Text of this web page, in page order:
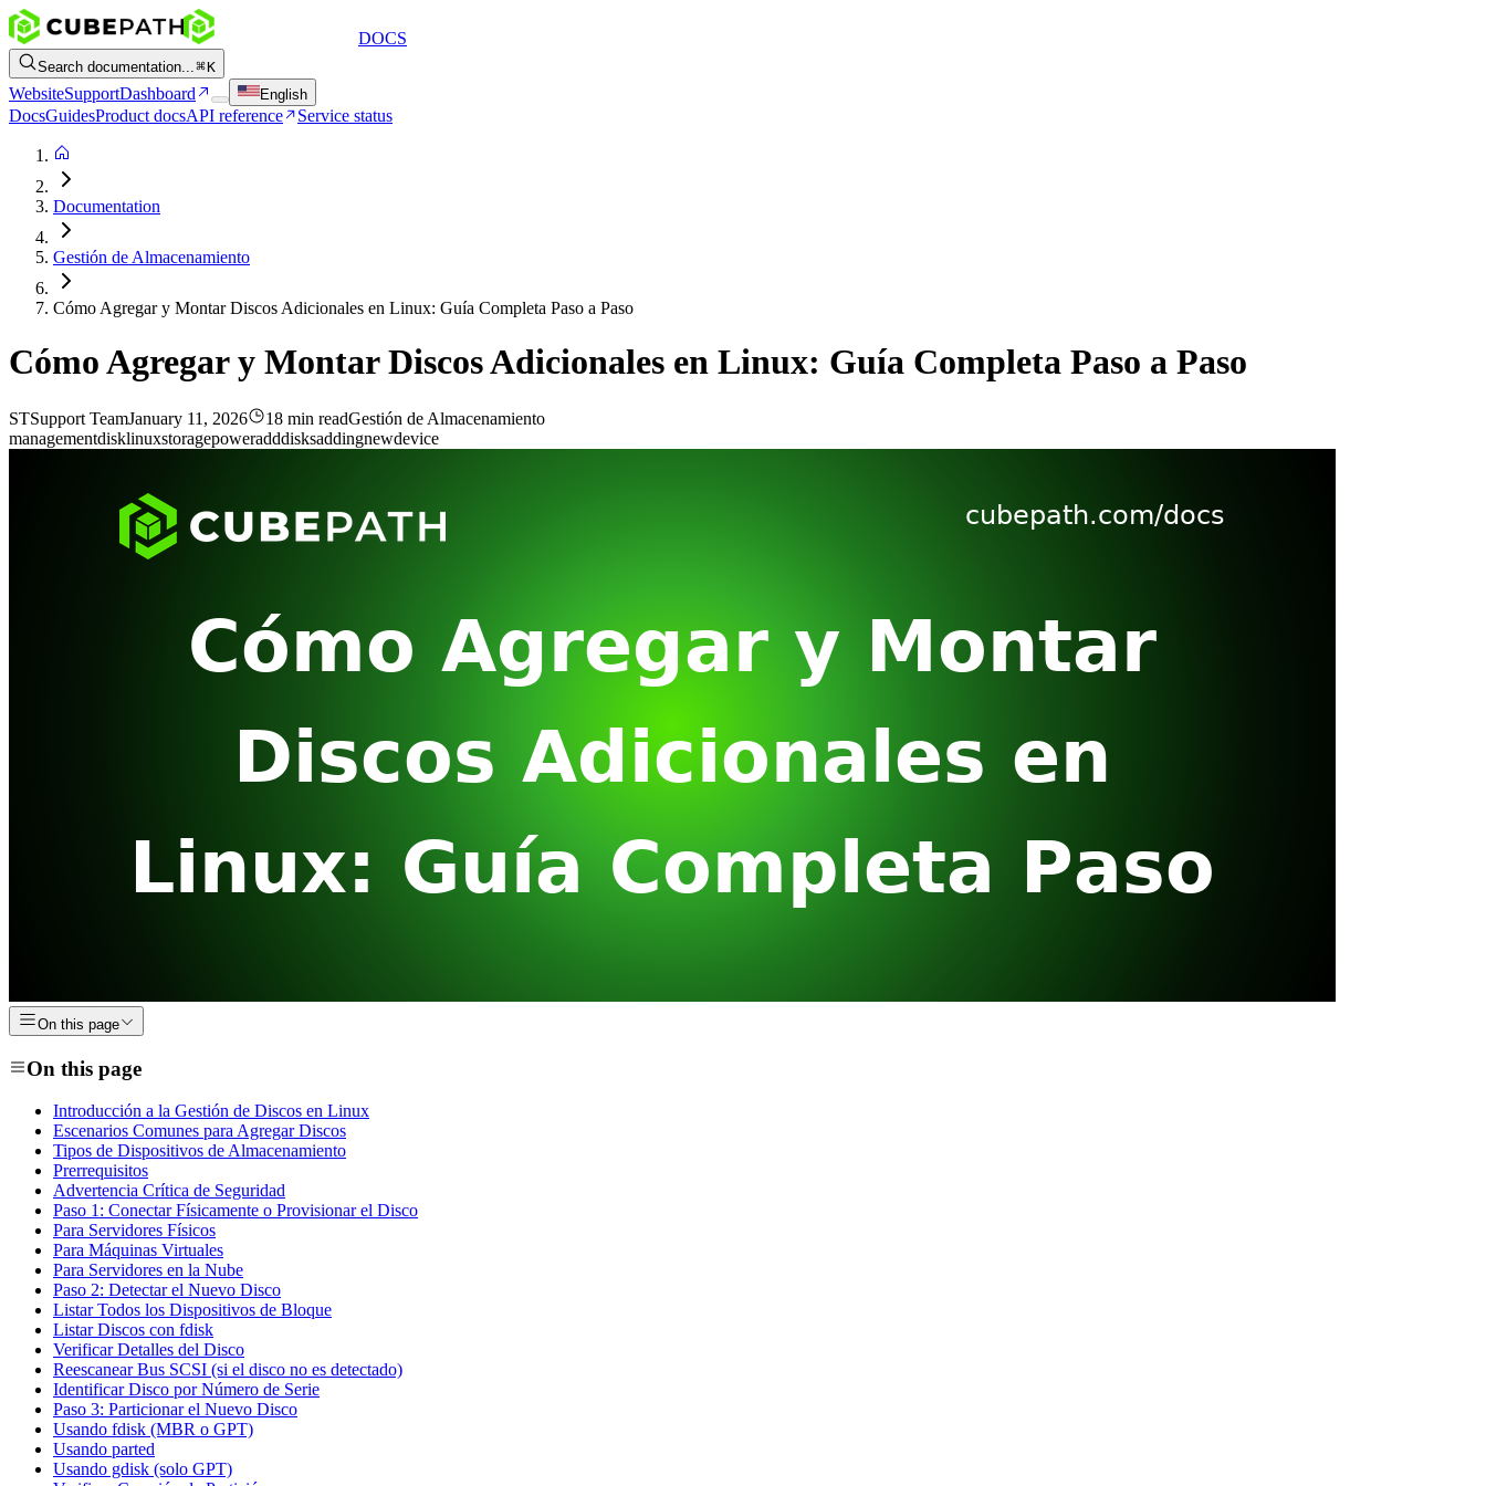
DOCS
Search documentation... K
WebsiteSupportDashboard English
DocsGuidesProduct docsAPI reference Service status
Documentation
Gestión de Almacenamiento
Cómo Agregar y Montar Discos Adicionales en Linux: Guía Completa Paso a Paso
Cómo Agregar y Montar Discos Adicionales en Linux: Guía Completa Paso a Paso
STSupport TeamJanuary 11, 2026 18 min readGestión de Almacenamiento
managementdisklinuxstoragepoweradddisksaddingnewdevice
On this page
On this page
Introducción a la Gestión de Discos en Linux
Escenarios Comunes para Agregar Discos
Tipos de Dispositivos de Almacenamiento
Prerrequisitos
Advertencia Crítica de Seguridad
Paso 1: Conectar Físicamente o Provisionar el Disco
Para Servidores Físicos
Para Máquinas Virtuales
Para Servidores en la Nube
Paso 2: Detectar el Nuevo Disco
Listar Todos los Dispositivos de Bloque
Listar Discos con fdisk
Verificar Detalles del Disco
Reescanear Bus SCSI (si el disco no es detectado)
Identificar Disco por Número de Serie
Paso 3: Particionar el Nuevo Disco
Usando fdisk (MBR o GPT)
Usando parted
Usando gdisk (solo GPT)